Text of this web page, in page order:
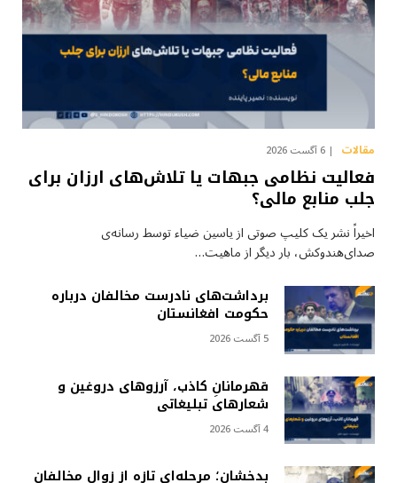
مقالات 6 آگست 2026
فعالیت نظامی جبهات یا تلاش‌های ارزان برای
جلب منابع مالی؟
اخیراً نشر یک کلیپ صوتی از یاسین ضیاء توسط رسانه‌ی
صدای‌هندوکش، بار دیگر از ماهیت…
برداشت‌های نادرست مخالفان درباره
حکومت افغانستان
5 آگست 2026
قهرمانانِ کاذب، آرزوهای دروغین و
شعارهای تبلیغاتی
4 آگست 2026
بدخشان؛ مرحله‌ای تازه از زوال مخالفان